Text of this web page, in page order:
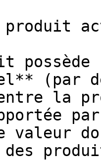
produit
(par
la
valeur